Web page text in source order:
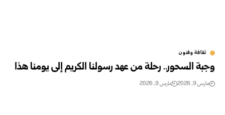
ثقافة وفنون
وجبة السحور.. رحلة من عهد رسولنا الكريم إلى يومنا هذا
مارس 9, 2026 مارس 9, 2026